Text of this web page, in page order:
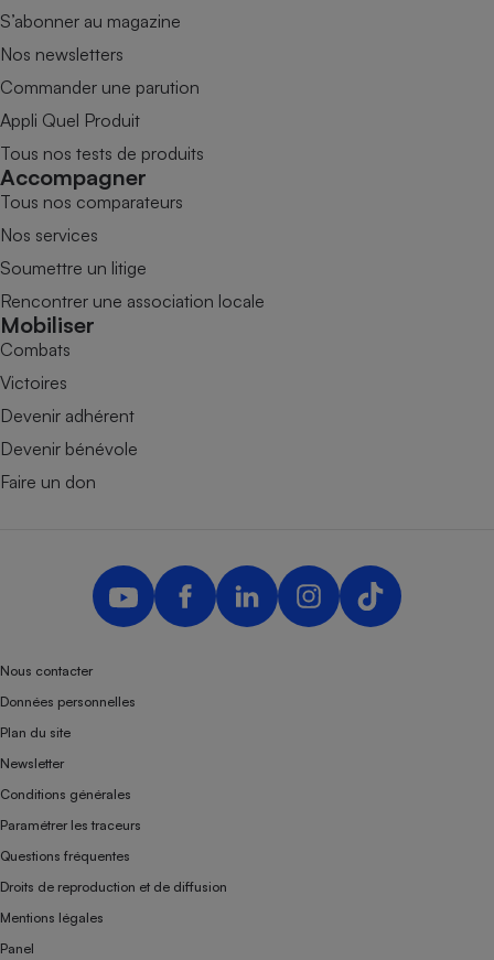
S’abonner au magazine
Nos newsletters
Commander une parution
Appli Quel Produit
Tous nos tests de produits
Accompagner
Tous nos comparateurs
Nos services
Soumettre un litige
Rencontrer une association locale
Mobiliser
Combats
Victoires
Devenir adhérent
Devenir bénévole
Faire un don
Nous contacter
Données personnelles
Plan du site
Newsletter
Conditions générales
Paramétrer les traceurs
Questions fréquentes
Droits de reproduction et de diffusion
Mentions légales
Panel